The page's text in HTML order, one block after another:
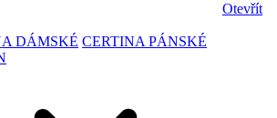
Otevřít
DÁMSKÉ CERTINA PÁNSKÉ